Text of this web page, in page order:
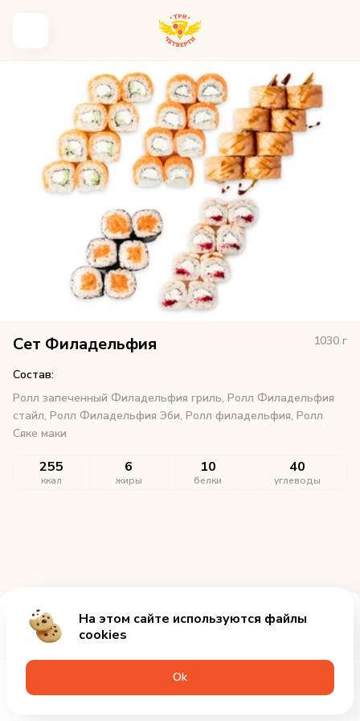
Сет Филадельфия 1030 г
Состав:
Ролл запеченный Филадельфия гриль, Ролл Филадельфия
стайл, Ролл Филадельфия Эби, Ролл филадельфия, Ролл
Сяке маки
255
ккал
6
жиры
10
белки
40
углеводы
Добавить за 1905₽
На этом сайте используются файлы
cookies
Оk